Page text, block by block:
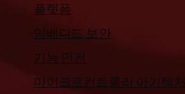
플랫폼
임베디드 보안
기능 안전
마이크로컨트롤러 아키텍처